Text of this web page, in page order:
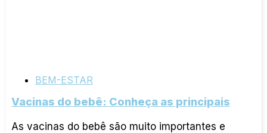
BEM-ESTAR
Vacinas do bebê: Conheça as principais
As vacinas do bebê são muito importantes e